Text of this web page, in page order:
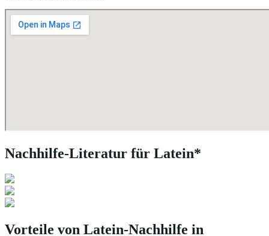
Nachhilfe-Literatur für Latein*
Vorteile von Latein-Nachhilfe in